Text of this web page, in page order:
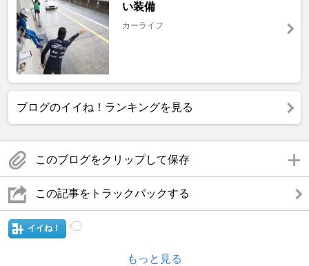
い装備
カーライフ
ブログのイイね！ランキングを見る
このブログをクリップして保存
この記事をトラックバックする
イイね！
もっと見る